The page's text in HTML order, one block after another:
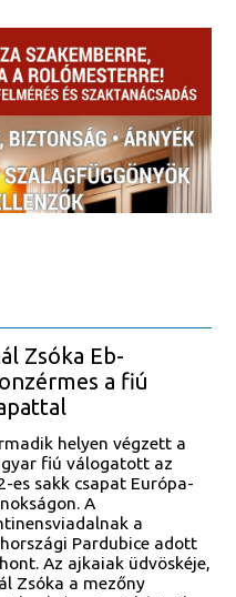
Zsóka Eb-
a fiú
helyen végzett a
fiú válogatott az
es sakk csapat Európa-
A
a
Pardubice adott
Az ajkaiak üdvöskéje,
Zsóka a mezőny